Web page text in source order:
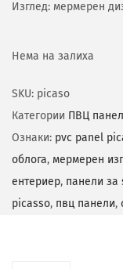
Изглед: мермерен
Нема на залиха
SKU: picaso
Категории ПВЦ
Ознаки: pvc panel
облога, мермерен
ентериер, панели за
picasso, пвц панели,